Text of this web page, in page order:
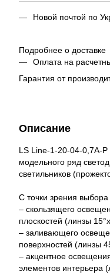
Новой почтой по
Подробнее о доставке
Оплата на
Гарантия от
Описание
LS Line-1-20-04-0,7A-P
модельного ряд
светильников
С точки зрения
– скользящего
плоскостей (линзы
– заливающего
поверхностей (линзы
– акцентное
элементов интерьера